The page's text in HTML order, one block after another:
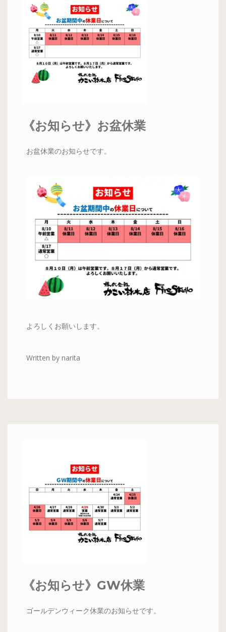
《お知らせ》お盆休業
お盆休業のお知らせです。
よろしくお願いします。
Written by narita
《お知らせ》GW休業
ゴールデンウィーク休業のお知らせです。